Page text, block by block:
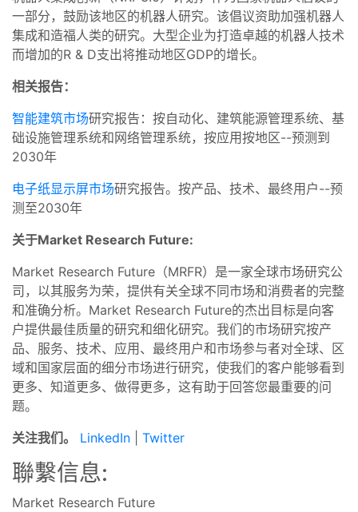
一部分，鼓励该地区的机器人研究。该倡议资助加强机器人
集成和造福人类的研究。大型企业为打造卓越的机器人技术
而增加的R & D支出将推动地区GDP的增长。
相关报告：
智能建筑市场研究报告：按自动化、建筑能源管理系统、基
础设施管理系统和网络管理系统，按应用按地区--预测到
2030年
电子纸显示屏市场研究报告。按产品、技术、最终用户--预
测至2030年
关于Market Research Future:
Market Research Future（MRFR）是一家全球市场研究公
司，以其服务为荣，提供有关全球不同市场和消费者的完整
和准确分析。Market Research Future的杰出目标是向客
户提供最佳质量的研究和细化研究。我们的市场研究按产
品、服务、技术、应用、最终用户和市场参与者对全球、区
域和国家层面的细分市场进行研究，使我们的客户能够看到
更多、知道更多、做得更多，这有助于回答您最重要的问
题。
关注我们。
LinkedIn Twitter
聯繫信息:
Market Research Future